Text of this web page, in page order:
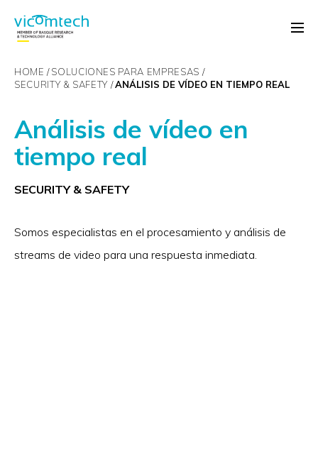
HOME
SOLUCIONES PARA EMPRESAS
SECURITY & SAFETY
ANÁLISIS DE VÍDEO EN TIEMPO REAL
Análisis de vídeo en
tiempo real
SECURITY & SAFETY
Somos especialistas en el procesamiento y análisis de
streams de video para una respuesta inmediata.